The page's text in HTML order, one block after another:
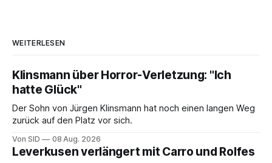
WEITERLESEN
Klinsmann über Horror-Verletzung: "Ich
hatte Glück"
Der Sohn von Jürgen Klinsmann hat noch einen langen Weg
zurück auf den Platz vor sich.
Von SID 08 Aug. 2026
Leverkusen verlängert mit Carro und Rolfes